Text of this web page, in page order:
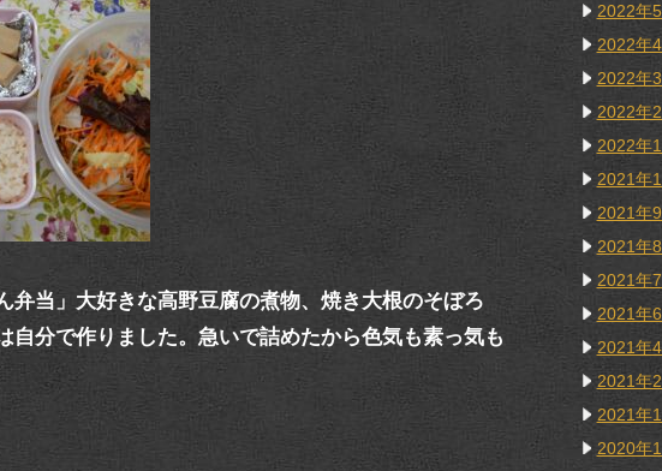
弁当」大好きな高野豆腐の煮物、焼き大根のそぼろ
自分で作りました。急いで詰めたから色気も素っ気も
2022年
2022年
2022年
2022年
2022年
2021年
2021年
2021年
2021年
2021年
2021年
2021年
2021年
2020年